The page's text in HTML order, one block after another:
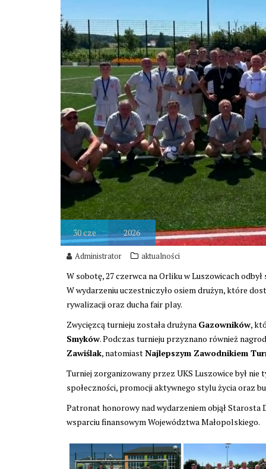
30cze 2026
Administrator aktualności
W sobotę, 27 czerwca na Orliku w Luszowicach
W wydarzeniu uczestniczyło osiem drużyn, które
rywalizacji oraz ducha fair play.
Zwycięzcą turnieju została drużyna Gazowników,
Smyków. Podczas turnieju przyznano również
Zawiślak, natomiastNajlepszym Zawodnikiem
Turniej zorganizowany przez UKS Luszowice był
społeczności, promocji aktywnego stylu życia oraz
Patronat honorowy nad wydarzeniem objął Starosta
wsparciu finansowym Województwa Małopolskiego.